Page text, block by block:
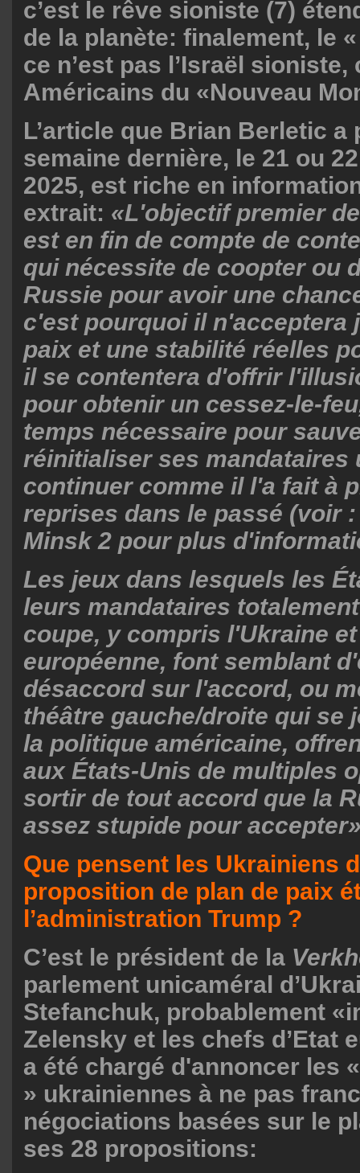
c’est le rêve sioniste (7)
de la planète: finalement, le
ce n’est pas l’Israël
Américains du «Nouveau
L’article que Brian Berletic a
semaine dernière, le 21 ou
2025, est riche en
extrait: «L'objectif premier
est en fin de compte de
qui nécessite de coopter ou
Russie pour avoir une
c'est pourquoi il n'acceptera
paix et une stabilité réelles
il se contentera d'offrir
pour obtenir un cessez-le-
temps nécessaire pour
réinitialiser ses mandataires
continuer comme il l'a fait à
reprises dans le passé (voir
Minsk 2 pour plus
Les jeux dans lesquels les
leurs mandataires
coupe, y compris l'Ukraine
européenne, font semblant
désaccord sur l'accord, ou
théâtre gauche/droite qui se
la politique américaine,
aux États-Unis de multiples
sortir de tout accord que la
assez stupide pour
Que pensent les Ukrainiens
proposition de plan de paix
l’administration Trump ?
C’est le président de la
parlement unicaméral
Stefanchuk, probablement
Zelensky et les chefs d’Etat
a été chargé d'annoncer les
» ukrainiennes à ne pas
négociations basées sur le
ses 28 propositions: